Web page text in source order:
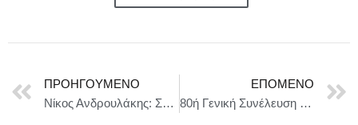
ΠΡΟΗΓΟΎΜΕΝΟ
Νίκος Ανδρουλάκης: Σήμερα συμπληρώνονται 29 χρόνια από τον θάνατο του ιδρυτή του Πανελλήνιου Σοσιαλιστικού Κινήματος, Ανδρέα Παπανδρέου
ΕΠΌΜΕΝΟ
80ή Γενική Συνέλευση του ΟΗΕ: Το Συμβούλιο εγκρίνει συμπεράσματα σχετικά με τις προτεραιότητες της ΕΕ